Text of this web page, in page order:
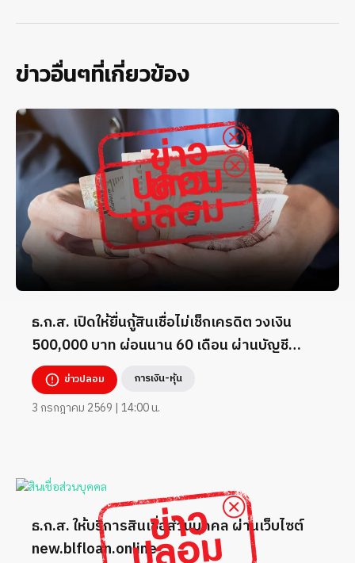
ข่าวอื่นๆที่เกี่ยวข้อง
ธ.ก.ส. เปิดให้ยื่นกู้สินเชื่อไม่เช็กเครดิต วงเงิน
500,000 บาท ผ่อนนาน 60 เดือน ผ่านบัญชี
TikTok _7824260
ข่าวปลอม การเงิน-หุ้น
3 กรกฎาคม 2569 | 14:00 น.
ธ.ก.ส. ให้บริการสินเชื่อส่วนบุคคล ผ่านเว็บไซต์
new.blfloan.online